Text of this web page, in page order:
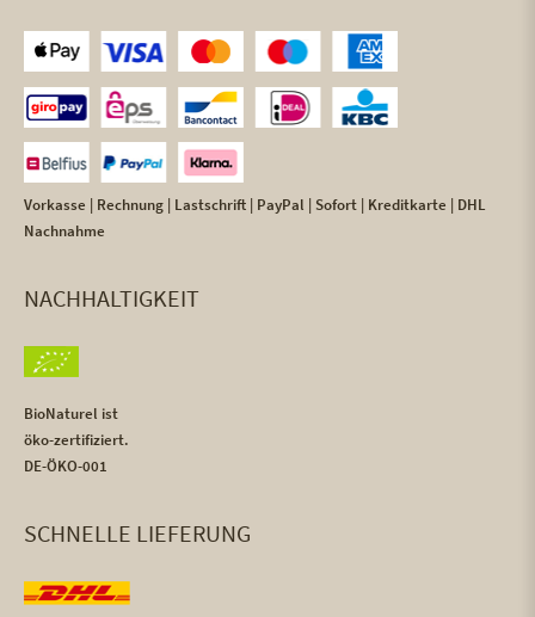
Vorkasse | Rechnung | Lastschrift | PayPal | Sofort | Kreditkarte | DHL
Nachnahme
NACHHALTIGKEIT
BioNaturel ist
öko-zertifiziert.
DE-ÖKO-001
SCHNELLE LIEFERUNG